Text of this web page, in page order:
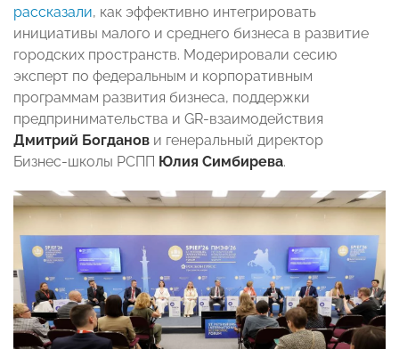
рассказали, как эффективно интегрировать
инициативы малого и среднего бизнеса в развитие
городских пространств. Модерировали сесию
эксперт по федеральным и корпоративным
программам развития бизнеса, поддержки
предпринимательства и GR‑взаимодействия
Дмитрий Богданов и генеральный директор
Бизнес‑школы РСПП Юлия Симбирева.